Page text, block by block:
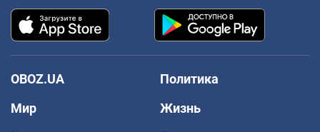
OBOZ.UA
Политика
Мир
Жизнь